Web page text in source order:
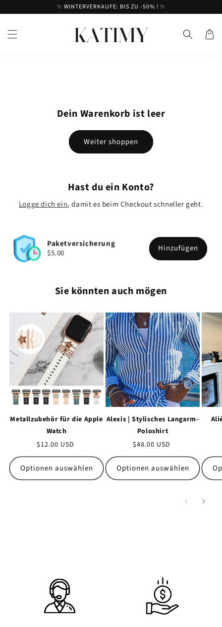
✨ WINTERVERKAUFE: BIS ZU -50% ! ✨
Dein Warenkorb ist leer
Weiter shoppen
Hast du ein Konto?
Logge dich ein, damit es beim Checkout schneller geht.
Paketversicherung
$5.00
Hinzufügen
Sie könnten auch mögen
Metallzubehör für die Apple
Watch
Normaler
Preis
$12.00 USD
Optionen auswählen
Alexis | Stylisches Langarm-
Poloshirt
Normaler
Preis
$48.00 USD
Optionen auswählen